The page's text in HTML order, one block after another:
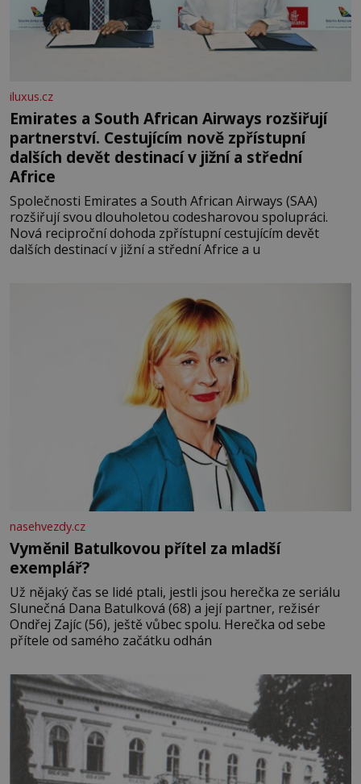
iluxus.cz
Emirates a South African Airways rozšiřují
partnerství. Cestujícím nově zpřístupní
dalších devět destinací v jižní a střední
Africe
Společnosti Emirates a South African Airways (SAA)
rozšiřují svou dlouholetou codesharovou spolupráci.
Nová reciproční dohoda zpřístupní cestujícím devět
dalších destinací v jižní a střední Africe a u
nasehvezdy.cz
Vyměnil Batulkovou přítel za mladší
exemplář?
Už nějaký čas se lidé ptali, jestli jsou herečka ze seriálu
Slunečná Dana Batulková (68) a její partner, režisér
Ondřej Zajíc (56), ještě vůbec spolu. Herečka od sebe
přítele od samého začátku odhán